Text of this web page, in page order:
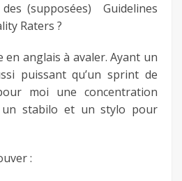
(supposées) Guidelines
Raters ?
en anglais à avaler. Ayant un
puissant qu’un sprint de
moi une concentration
un stabilo et un stylo pour
: